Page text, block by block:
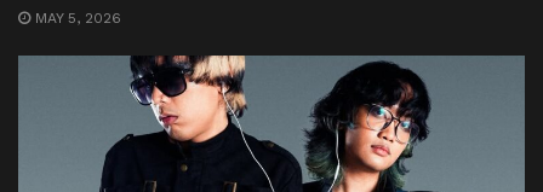
MAY 5, 2026